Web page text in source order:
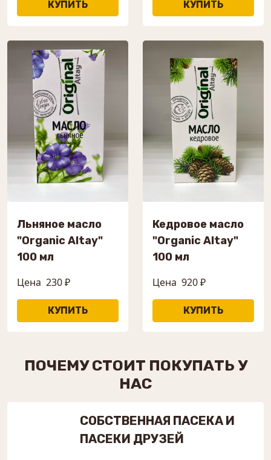
Льняное масло
"Organic Altay"
100 мл
Цена 230 ₽
Кедровое масло
"Organic Altay"
100 мл
Цена 920 ₽
ПОЧЕМУ СТОИТ ПОКУПАТЬ У
НАС
СОБСТВЕННАЯ ПАСЕКА И
ПАСЕКИ ДРУЗЕЙ